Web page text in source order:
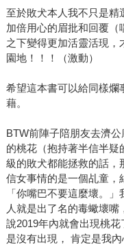
至於敗犬本人我不只是精
加倍用心的眉批和回覆（
之下變得更加活靈活現，
園地！！！（激動）
希望這本書可以給同樣爛
藉。
BTW前陣子陪朋友去濟
的桃花（抱持著半信半疑
級的敗犬都能拯救的話，
信女事情的是一個乩童，
「你嘴巴不要這麼壞。
人就是出了名的毒蠍壞
說2019年內就會出現桃
是沒有出現， 肯定是我